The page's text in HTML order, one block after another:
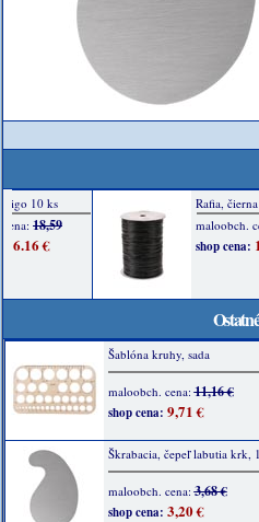
Šablóna kruhy, sada
maloobch. cena:11,16 €
shop cena: 9,71 €
Škrabacia, čepeľ labutia krk,
maloobch. cena:3,68 €
shop cena: 3,20 €